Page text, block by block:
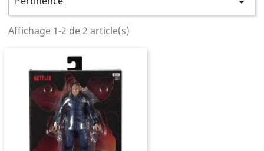
Affichage 1-2 de 2 article(s)